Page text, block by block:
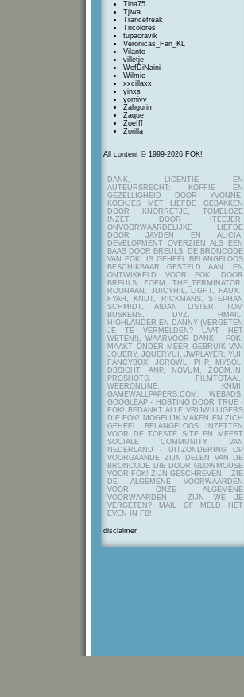
Tina75
Tjiwa
Trancefreak
Tricolores
tupacravik
Veronicas_Fan_KL
Vilanto
villetje
WefDiNaini
Wilmie
xxcillaxx
yinxs
yornivv
Zahgurim
Zaque
Zoefff
Zorilla
All content © 1999-2026 FOK!
DANK, LICENTIE EN
AUTEURSRECHT: KOFFIE EN
GEZELLIGHEID DOOR YVONNE,
KOEKJES MET LIEFDE GEBAKKEN
DOOR KNORRETJE, TOMELOZE
INZET DOOR ITEEJER,
ONVOORWAARDELIJKE LIEFDE
DOOR JAYDEN EN ALICIA,
DEVELOPMENT OVERZIEN ALS EEN
BAAS DOOR BREULS. DE BRONCODE
VAN FOK! IS GEHEEL BELANGELOOS
BESCHIKBAAR GESTELD AAN, EN
ONTWIKKELD VOOR FOK! DOOR
BREULS, ZOEM, THE_TERMINATOR,
ROONAAN, JUICYHIL, LIGHT, FAUX.,
FYAH, KNUT, RICKMANS, STEPHAN
SCHMIDT, AIDAN LISTER, TOM
BUSKENS, DVZ, HMAIL,
HIGHLANDER EN DANNY (VERGETEN
JE TE VERMELDEN? LAAT HET
WETEN!), WAARVOOR DANK! - FOK!
MAAKT ONDER MEER GEBRUIK VAN
JQUERY, JQUERYUI, JWPLAYER, YUI,
FANCYBOX, JGROWL, PHP, MYSQL,
DBSIGHT, ANP, NOVUM, ZOOM.IN,
PROSHOTS, FILMTOTAAL,
WEERONLINE, KNMI,
GAMEWALLPAPERS.COM, WEBADS,
GOOGLEAP - HOSTING DOOR TRUE -
FOK! BEDANKT ALLE VRIJWILLIGERS
DIE FOK! MOGELIJK MAKEN EN ZICH
GEHEEL BELANGELOOS INZETTEN
VOOR DE TOFSTE SITE EN MEEST
SOCIALE COMMUNITY VAN
NEDERLAND - UITZONDERING OP
VOORGAANDE ZIJN DELEN VAN DE
BRONCODE DIE DOOR GLOWMOUSE
VOOR FOK! ZIJN GESCHREVEN. - ZIE
DE ALGEMENE VOORWAARDEN
VOOR ONZE ALGEMENE
VOORWAARDEN - ZIJN WE JE
VERGETEN? MAIL OF MELD HET
EVEN IN FB!
disclaimer